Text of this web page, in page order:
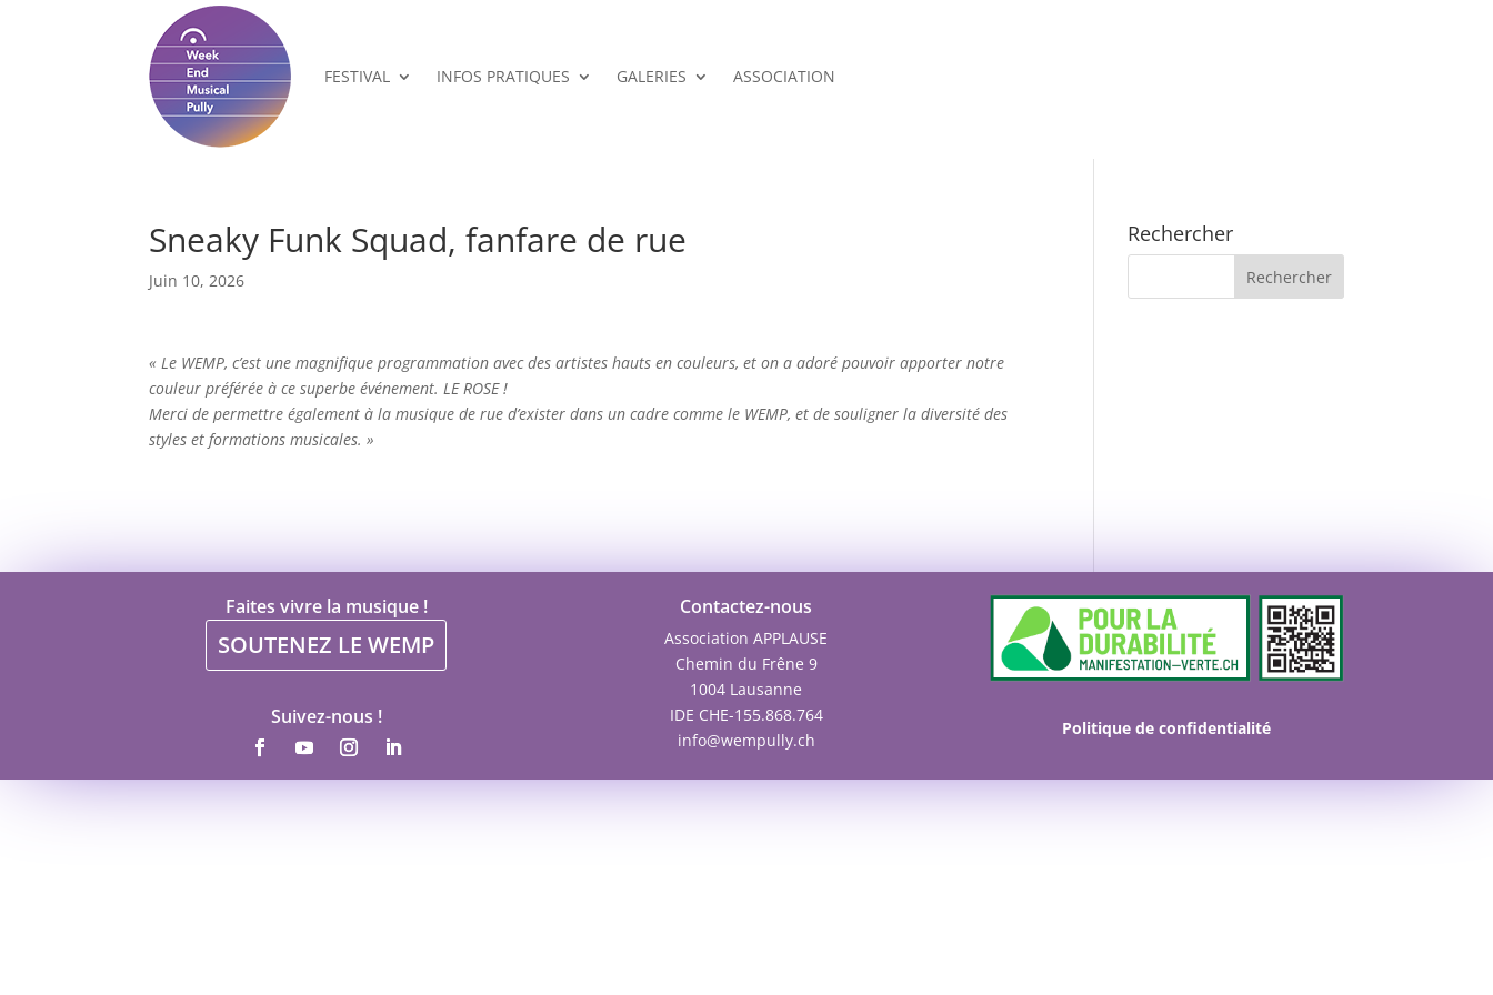
FESTIVAL INFOS PRATIQUES GALERIES ASSOCIATION
Sneaky Funk Squad, fanfare de rue
Juin 10, 2026
« Le WEMP, c’est une magnifique programmation avec des artistes hauts en couleurs, et on a adoré pouvoir apporter notre
couleur préférée à ce superbe événement. LE ROSE !
Merci de permettre également à la musique de rue d’exister dans un cadre comme le WEMP, et de souligner la diversité des
styles et formations musicales. »
Rechercher
Faites vivre la musique !
SOUTENEZ LE WEMP
Suivez-nous !
Contactez-nous
Association APPLAUSE
Chemin du Frêne 9
1004 Lausanne
IDE CHE-155.868.764
info@wempully.ch
Politique de confidentialité